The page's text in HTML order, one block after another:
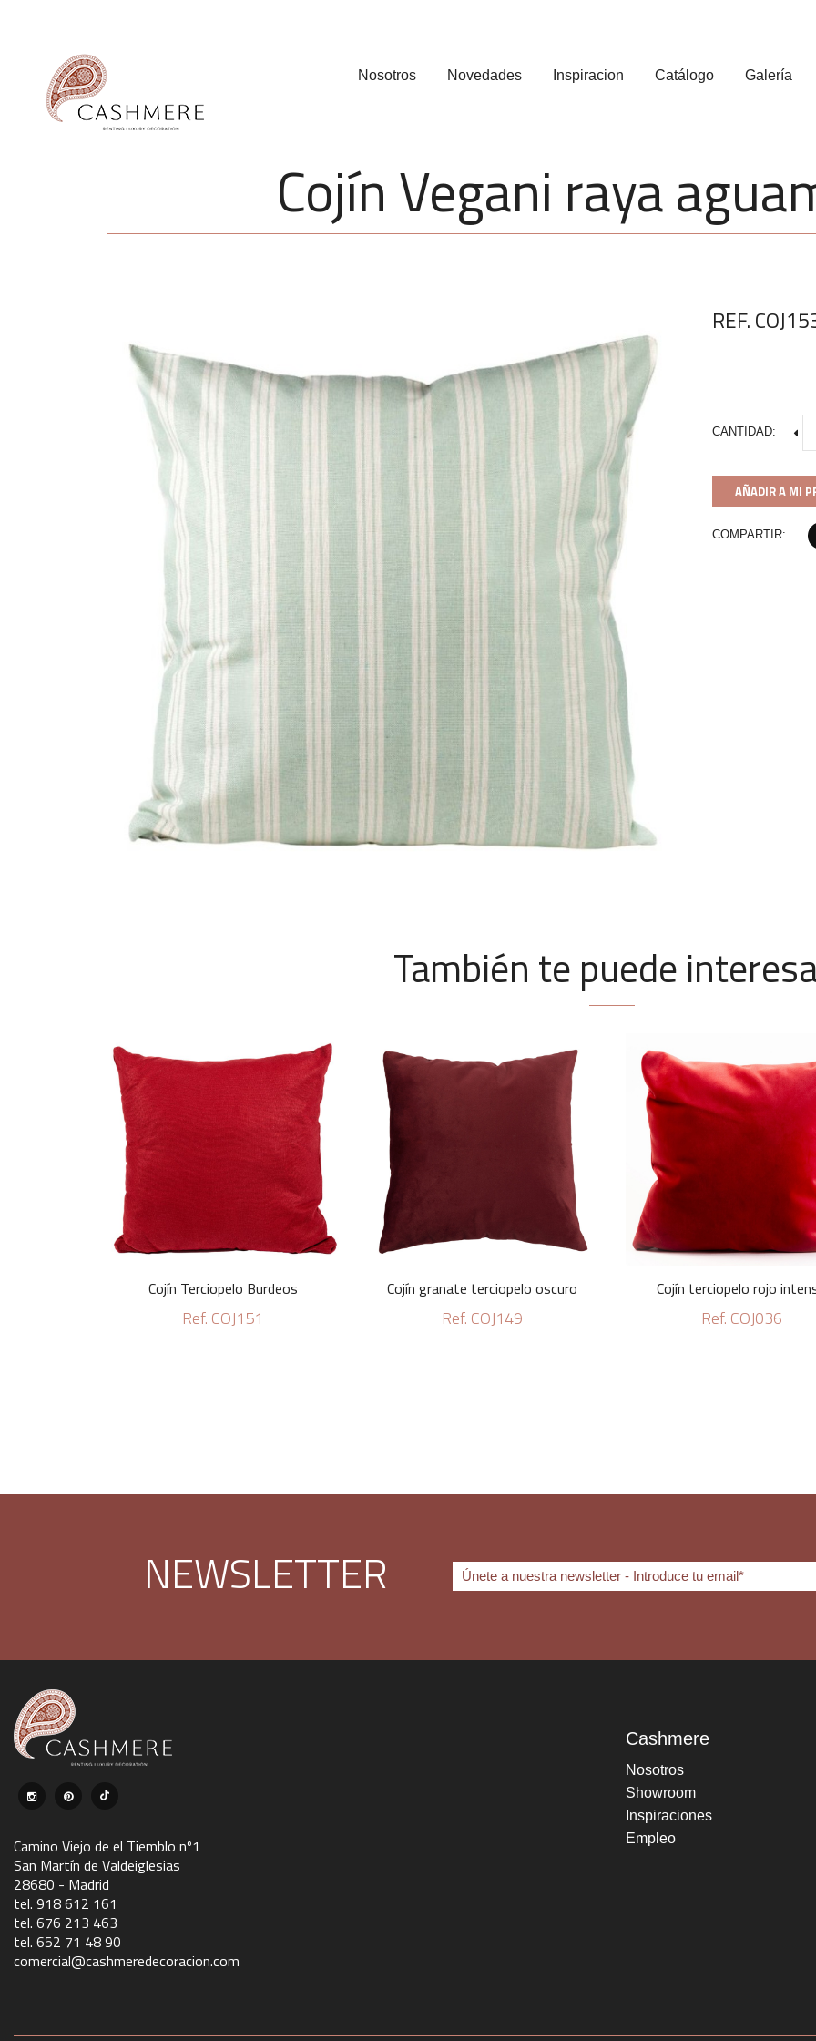
Nosotros Novedades Inspiracion Catálogo Galería
Cojín Vegani raya
REF.
CANTIDAD:
AÑADIR A MI
COMPARTIR:
También te puede
Cojín Terciopelo Burdeos
Ref. COJ151
Cojín granate terciopelo oscuro
Ref. COJ149
Cojín terciopelo rojo
Ref. COJ036
NEWSLETTER
Camino Viejo de el Tiemblo nº1
San Martín de Valdeiglesias
28680 - Madrid
tel. 918 612 161
tel. 676 213 463
tel. 652 71 48 90
comercial@cashmeredecoracion.com
Cashmere
Nosotros
Showroom
Inspiraciones
Empleo